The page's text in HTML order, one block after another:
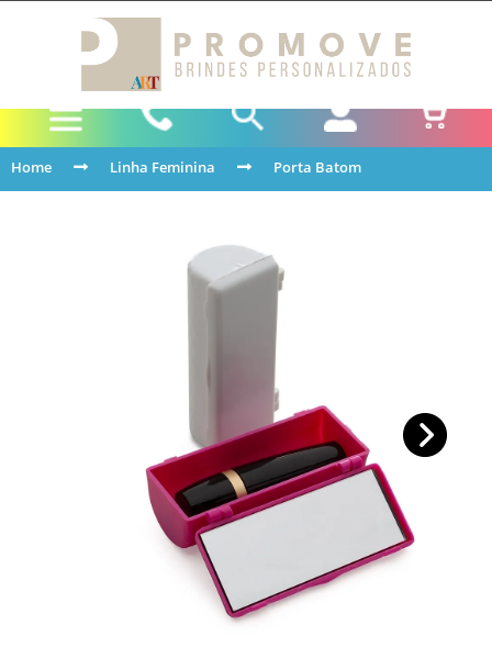
Home Linha Feminina Porta Batom